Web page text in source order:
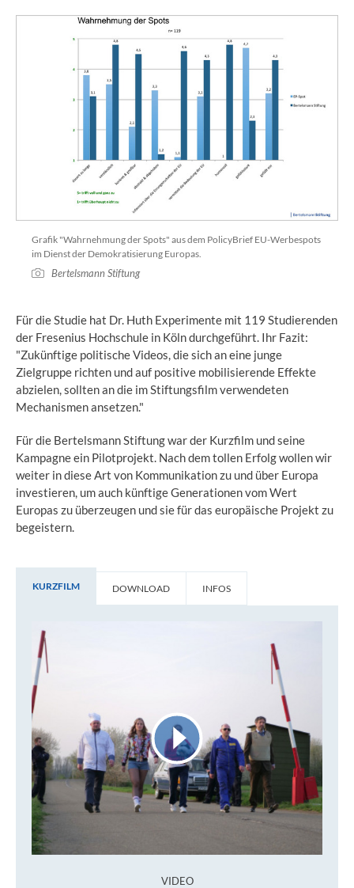
Grafik "Wahrnehmung der Spots" aus dem PolicyBrief EU-Werbespots
im Dienst der Demokratisierung Europas.
Bertelsmann Stiftung
Für die Studie hat Dr. Huth Experimente mit 119 Studierenden
der Fresenius Hochschule in Köln durchgeführt. Ihr Fazit:
"Zukünftige politische Videos, die sich an eine junge
Zielgruppe richten und auf positive mobilisierende Effekte
abzielen, sollten an die im Stiftungsfilm verwendeten
Mechanismen ansetzen."
Für die Bertelsmann Stiftung war der Kurzfilm und seine
Kampagne ein Pilotprojekt. Nach dem tollen Erfolg wollen wir
weiter in diese Art von Kommunikation zu und über Europa
investieren, um auch künftige Generationen vom Wert
Europas zu überzeugen und sie für das europäische Projekt zu
begeistern.
KURZFILM DOWNLOAD INFOS
Kurzfilm
VIDEO: